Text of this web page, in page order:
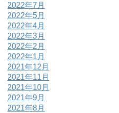
2022年7月
2022年5月
2022年4月
2022年3月
2022年2月
2022年1月
2021年12月
2021年11月
2021年10月
2021年9月
2021年8月